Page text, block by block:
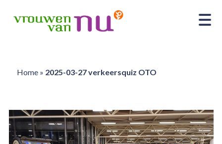
Home» 2025-03-27 verkeersquiz OTO